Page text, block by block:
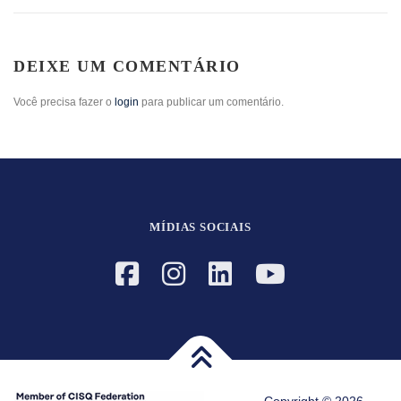
DEIXE UM COMENTÁRIO
Você precisa fazer o login para publicar um comentário.
MÍDIAS SOCIAIS